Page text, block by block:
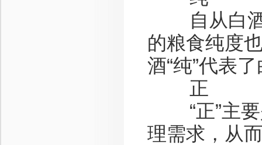
自从白酒
的粮食纯度
酒“纯”代表
正
“正”主要
理需求，从